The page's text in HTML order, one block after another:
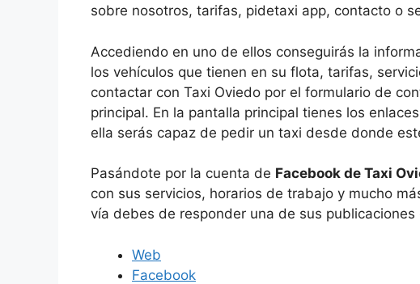
sobre nosotros, tarifas, pidetaxi app, contacto o
Accediendo en uno de ellos conseguirás la
los vehículos que tienen en su flota, tarifas,
contactar con Taxi Oviedo por el formulario de
principal. En la pantalla principal tienes los
ella serás capaz de pedir un taxi desde donde
Pasándote por la cuenta de Facebook de Taxi
con sus servicios, horarios de trabajo y mucho
vía debes de responder una de sus
Web
Facebook